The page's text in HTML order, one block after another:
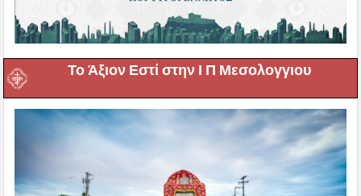
Το Άξιον Εστί στην Ι Π Μεσολογγιου